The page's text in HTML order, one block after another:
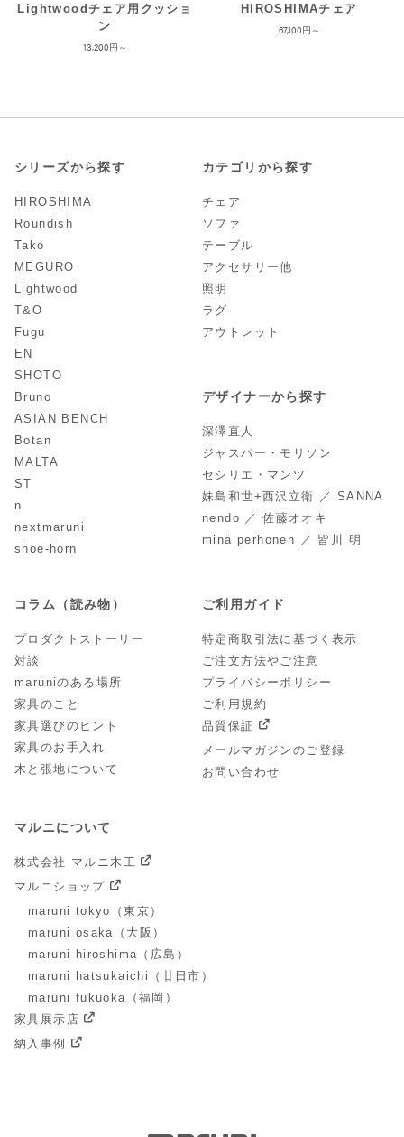
Lightwoodチェア用クッショ
ン
13,200
HIROSHIMAチェア
67,100
シリーズから探す
HIROSHIMA
Roundish
Tako
MEGURO
Lightwood
T&O
Fugu
EN
SHOTO
Bruno
ASIAN BENCH
Botan
MALTA
ST
n
nextmaruni
shoe-horn
カテゴリから探す
チェア
ソファ
テーブル
アクセサリー他
照明
ラグ
アウトレット
デザイナーから探す
深澤直人
ジャスパー・モリソン
セシリエ・マンツ
妹島和世+西沢立衛 ／ SANNA
nendo ／ 佐藤オオキ
minä perhonen ／ 皆川 明
コラム（読み物）
プロダクトストーリー
対談
maruniのある場所
家具のこと
家具選びのヒント
家具のお手入れ
木と張地について
ご利用ガイド
特定商取引法に基づく表示
ご注文方法やご注意
プライバシーポリシー
ご利用規約
品質保証
メールマガジンのご登録
お問い合わせ
マルニについて
株式会社 マルニ木工
マルニショップ
maruni tokyo（東京）
maruni osaka（大阪）
maruni hiroshima（広島）
maruni hatsukaichi（廿日市）
maruni fukuoka（福岡）
家具展示店
納入事例